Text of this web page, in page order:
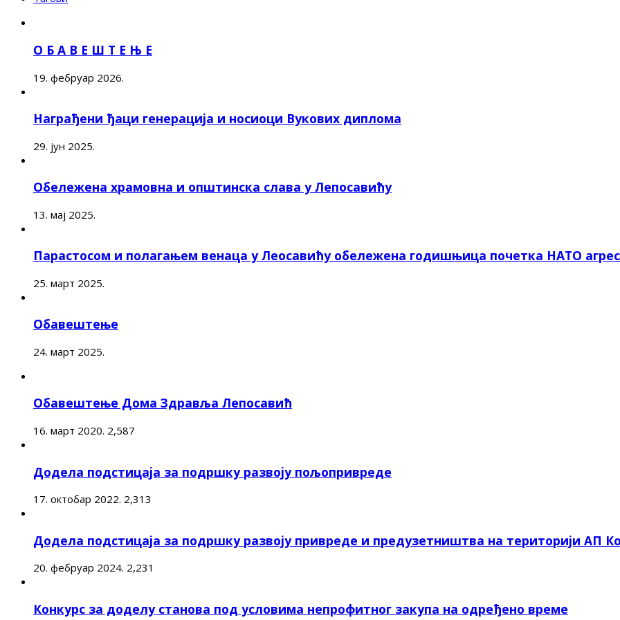
О Б А В Е Ш Т Е Њ Е
19. фебруар 2026.
Награђени ђаци генерација и носиоци Вукових диплома
29. јун 2025.
Обележена храмовна и општинска слава у Лепосавићу
13. мај 2025.
Парастосом и полагањем венаца у Леосавићу обележена годишњица почетка НАТО
25. март 2025.
Обавештење
24. март 2025.
Обавештење Дома Здравља Лепосавић
16. март 2020. 2,587
Додела подстицаја за подршку развоју пољопривреде
17. октобар 2022. 2,313
Додела подстицаја за подршку развоју привреде и предузетништва на територији АП
20. фебруар 2024. 2,231
Конкурс за доделу станова под условима непрофитног закупа на одређено време